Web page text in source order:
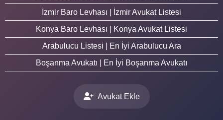
İzmir Baro Levhası | İzmir Avukat Listesi
Konya Baro Levhası | Konya Avukat Listesi
Arabulucu Listesi | En İyi Arabulucu Ara
Boşanma Avukatı | En İyi Boşanma Avukatı
Avukat Ekle